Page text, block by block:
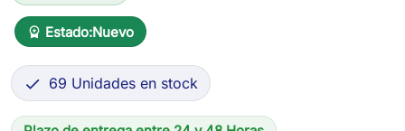
workspace_premium Estado:Nuevo
 69 Unidades en stock